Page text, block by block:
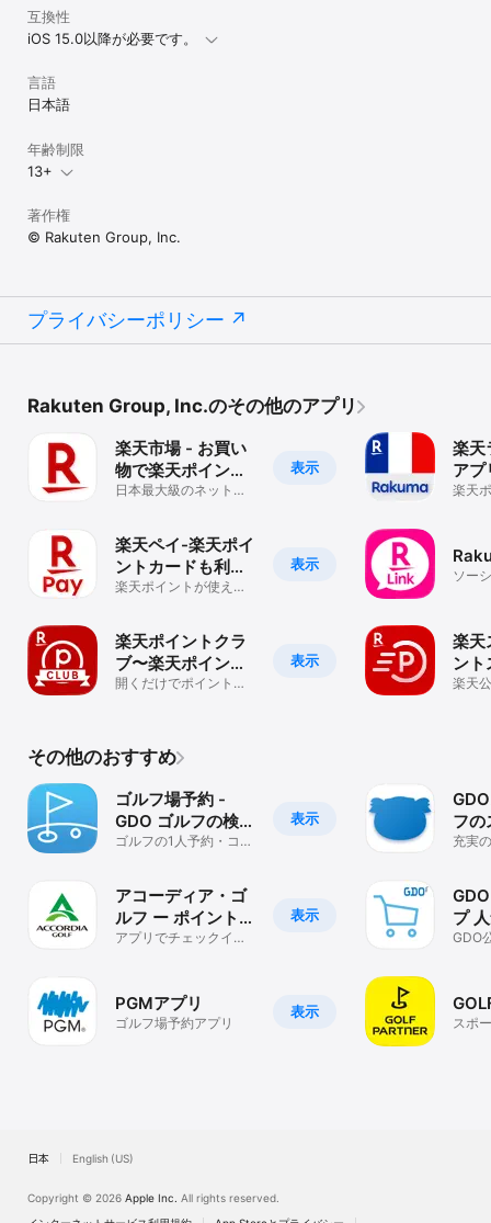
互換性
iOS 15.0以降が必要です。
言語
日本語
年齢制限
13+
著作権
© Rakuten Group, Inc.
プライバシーポリシー
Rakuten Group, Inc.のその他のアプリ
表示
楽天市場 - お買い
物で楽天ポイント
が貯まる便利な通
日本最大級のネットシ
表示
楽天ペイ-楽天ポイ
ントカードも利用
できるスマホ決済
楽天ポイントが使え
表示
楽天ポイントクラ
ブ〜楽天ポイント
公式アプリ〜
開くだけでポイント＆
楽天
アプ
楽天
ソー
楽天
ント
天ポ
楽天
その他のおすすめ
表示
ゴルフ場予約 -
GDO ゴルフの検
索・予約はアプリ
ゴルフの1人予約・コン
表示
アコーディア・ゴ
ルフ ー ポイントカ
ード・予約・スコ
アプリでチェックイ
表示
PGMアプリ
ゴルフ場予約アプリ
フ
充実
プ
品・
GDO
スポ
日本 English (US)
Copyright © 2026 Apple Inc. All rights reserved.